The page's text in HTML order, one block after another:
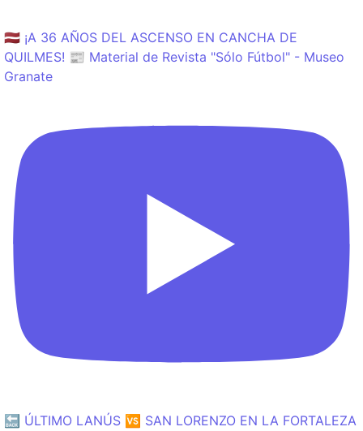
🇱🇻 ¡A 36 AÑOS DEL ASCENSO EN CANCHA DE
QUILMES! 📰 Material de Revista "Sólo Fútbol" - Museo
Granate
🔙 ÚLTIMO LANÚS 🆚 SAN LORENZO EN LA FORTALEZA